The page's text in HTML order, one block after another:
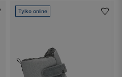
Tylko online